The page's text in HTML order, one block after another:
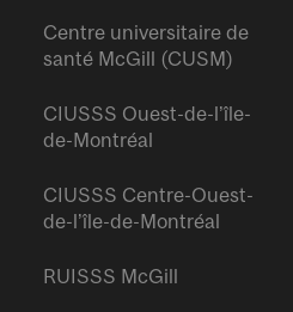
Centre universitaire de
santé McGill (CUSM)
CIUSSS Ouest-de-l’île-
de-Montréal
CIUSSS Centre-Ouest-
de-l’île-de-Montréal
RUISSS McGill